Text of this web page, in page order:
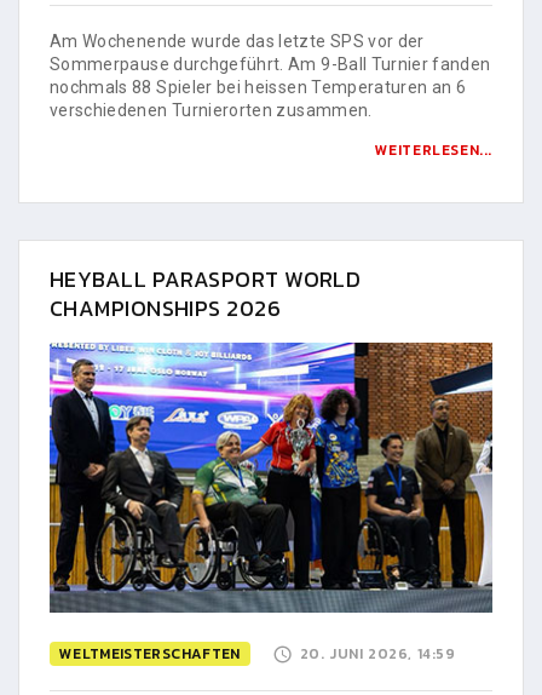
Am Wochenende wurde das letzte SPS vor der
Sommerpause durchgeführt. Am 9-Ball Turnier fanden
nochmals 88 Spieler bei heissen Temperaturen an 6
verschiedenen Turnierorten zusammen.
WEITERLESEN...
HEYBALL PARASPORT WORLD
CHAMPIONSHIPS 2026
WELTMEISTERSCHAFTEN 20. JUNI 2026, 14:59